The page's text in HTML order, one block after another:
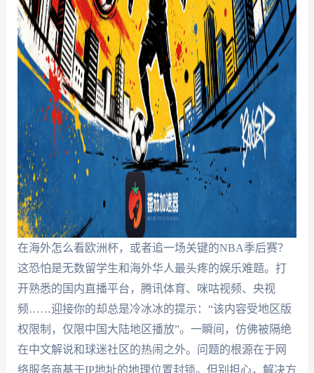
在海外怎么看欧洲杯，或者追一场关键的NBA季后赛？
这恐怕是无数留学生和海外华人最头疼的娱乐难题。打
开熟悉的国内直播平台，腾讯体育、咪咕视频、央视
频……迎接你的却总是冷冰冰的提示：“该内容受地区版
权限制，仅限中国大陆地区播放”。一瞬间，仿佛被隔绝
在中文解说和球迷社区的热闹之外。问题的根源在于网
络服务商基于IP地址的地理位置封锁。但别担心，解决方